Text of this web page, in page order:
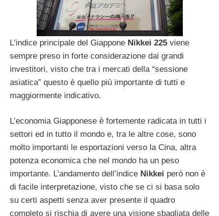
L’indice principale del Giappone Nikkei 225 viene
sempre preso in forte considerazione dai grandi
investitori, visto che tra i mercati della “sessione
asiatica” questo è quello più importante di tutti e
maggiormente indicativo.
L’economia Giapponese è fortemente radicata in tutti i
settori ed in tutto il mondo e, tra le altre cose, sono
molto importanti le esportazioni verso la Cina, altra
potenza economica che nel mondo ha un peso
importante. L’andamento dell’indice Nikkei però non è
di facile interpretazione, visto che se ci si basa solo
su certi aspetti senza aver presente il quadro
completo si rischia di avere una visione sbagliata delle